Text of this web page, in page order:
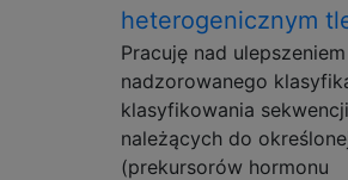
heterogenicznym
Pracuję nad
nadzorowanego
klasyfikowania
należących do
(prekursorów hormonu